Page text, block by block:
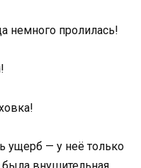
немного пролилась!
ущерб — у неё только